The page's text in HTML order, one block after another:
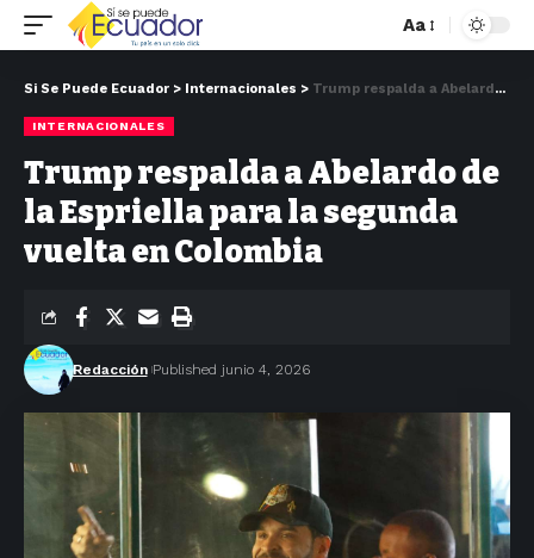
Aa
Si Se Puede Ecuador > Internacionales > Trump respalda a Abelardo de la Espriella para la segunda vuelta en Colombia
INTERNACIONALES
Trump respalda a Abelardo de
la Espriella para la segunda
vuelta en Colombia
Redacción Published junio 4, 2026